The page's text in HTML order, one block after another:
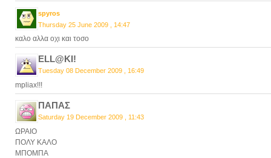
spyros
Thursday 25 June 2009 , 14:47
καλο αλλα οχι και τοσο
ELL@KI!
Tuesday 08 December 2009 , 16:49
mpliax!!!
ΠΑΠΑΣ
Saturday 19 December 2009 , 11:43
ΩΡΑΙΟ
ΠΟΛΥ ΚΑΛΟ
ΜΠΟΜΠΑ